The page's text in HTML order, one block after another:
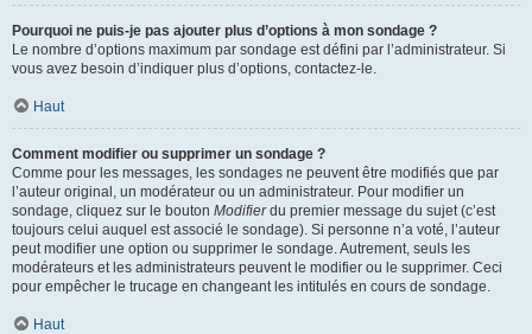
Pourquoi ne puis-je pas ajouter plus d’options à mon sondage ?
Le nombre d’options maximum par sondage est défini par l’administrateur. Si
vous avez besoin d’indiquer plus d’options, contactez-le.
Haut
Comment modifier ou supprimer un sondage ?
Comme pour les messages, les sondages ne peuvent être modifiés que par
l’auteur original, un modérateur ou un administrateur. Pour modifier un
sondage, cliquez sur le bouton Modifierdu premier message du sujet (c’est
toujours celui auquel est associé le sondage). Si personne n’a voté, l’auteur
peut modifier une option ou supprimer le sondage. Autrement, seuls les
modérateurs et les administrateurs peuvent le modifier ou le supprimer. Ceci
pour empêcher le trucage en changeant les intitulés en cours de sondage.
Haut